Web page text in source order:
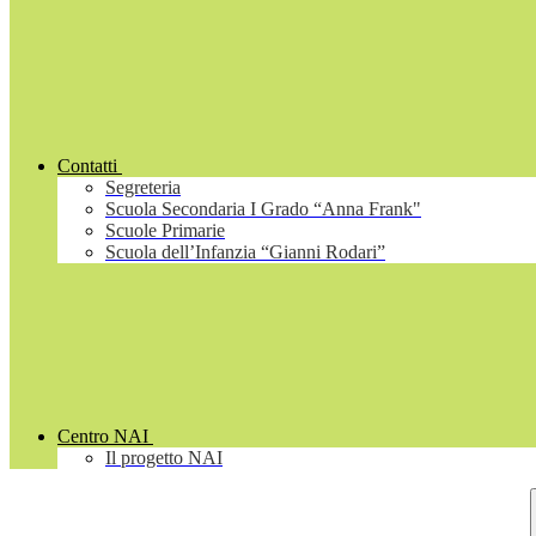
Contatti
Segreteria
Scuola Secondaria I Grado “Anna Frank"
Scuole Primarie
Scuola dell’Infanzia “Gianni Rodari”
Centro NAI
Il progetto NAI